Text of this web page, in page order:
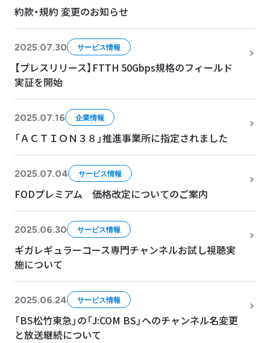
約款・規約 変更のお知らせ
2025.07.30 サービス情報
【プレスリリース】FTTH 50Gbps規格のフィールド
実証を開始
2025.07.16 企業情報
「ＡＣＴＩＯＮ３８」推進事業所に指定されました
2025.07.04 サービス情報
FODプレミアム 価格改定についてのご案内
2025.06.30 サービス情報
ギガレギュラーコース専門チャンネルお試し視聴実
施について
2025.06.24 サービス情報
「BS松竹東急」の「J:COM BS」へのチャンネル名変更
と放送継続について